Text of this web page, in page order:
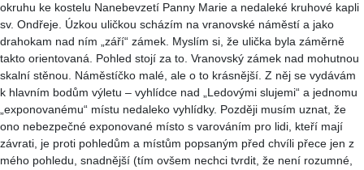
okruhu ke kostelu Nanebevzetí Panny Marie a nedaleké kruhové kapli
sv. Ondřeje. Úzkou uličkou scházím na vranovské náměstí a jako
drahokam nad ním „září“ zámek. Myslím si, že ulička byla záměrně
takto orientovaná. Pohled stojí za to. Vranovský zámek nad mohutnou
skalní stěnou. Náměstíčko malé, ale o to krásnější. Z něj se vydávám
k hlavním bodům výletu – vyhlídce nad „Ledovými slujemi“ a jednomu
„exponovanému“ místu nedaleko vyhlídky. Později musím uznat, že
ono nebezpečné exponované místo s varováním pro lidi, kteří mají
závrati, je proti pohledům a místům popsaným před chvíli přece jen z
mého pohledu, snadnější (tím ovšem nechci tvrdit, že není rozumné,